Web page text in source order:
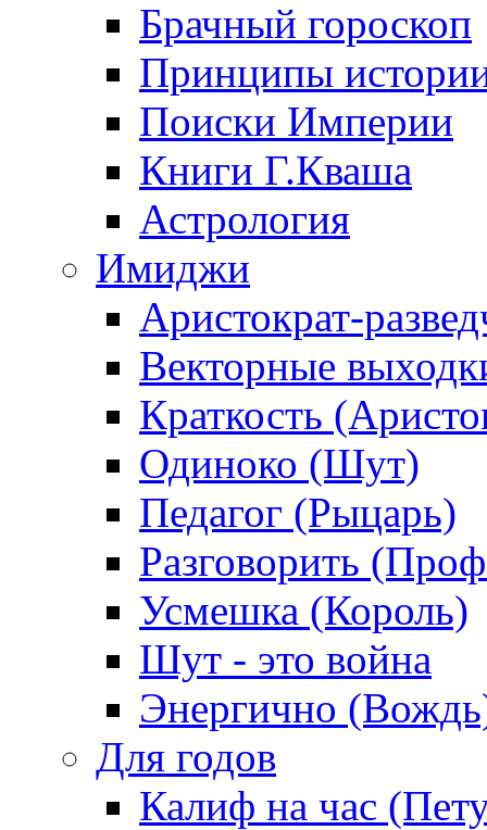
Брачный гороскоп
Принципы
Поиски Империи
Книги Г.Кваша
Астрология
Имиджи
Аристократ-
Векторные
Краткость
Одиноко (Шут)
Педагог (Рыцарь)
Разговорить
Усмешка (Король)
Шут - это война
Энергично
Для годов
Калиф на час